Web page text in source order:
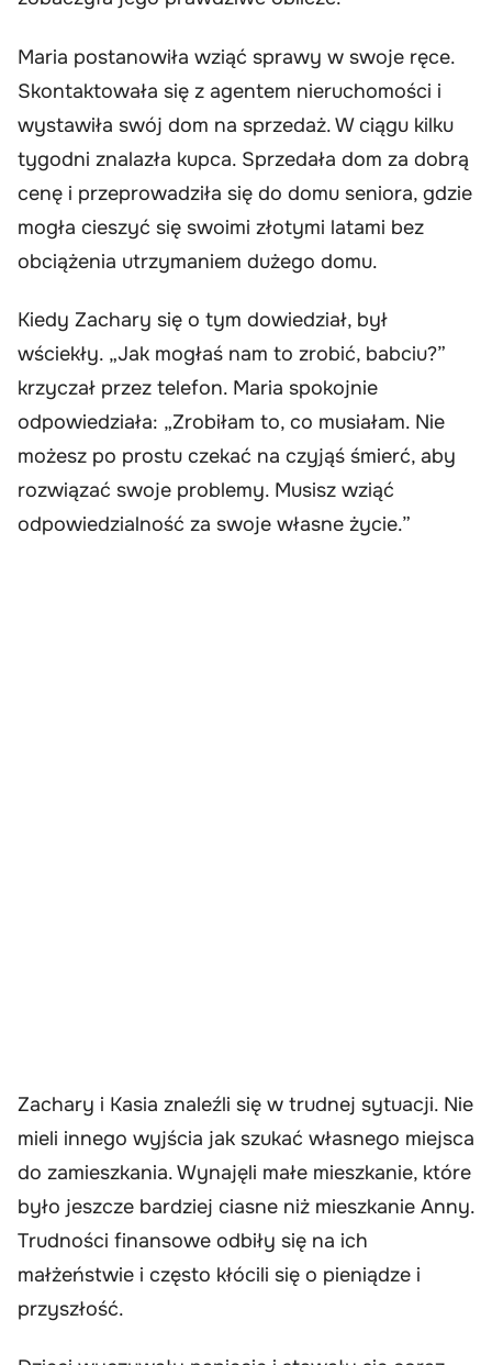
Maria postanowiła wziąć sprawy w swoje ręce.
Skontaktowała się z agentem nieruchomości i
wystawiła swój dom na sprzedaż. W ciągu kilku
tygodni znalazła kupca. Sprzedała dom za dobrą
cenę i przeprowadziła się do domu seniora, gdzie
mogła cieszyć się swoimi złotymi latami bez
obciążenia utrzymaniem dużego domu.
Kiedy Zachary się o tym dowiedział, był
wściekły. „Jak mogłaś nam to zrobić, babciu?”
krzyczał przez telefon. Maria spokojnie
odpowiedziała: „Zrobiłam to, co musiałam. Nie
możesz po prostu czekać na czyjąś śmierć, aby
rozwiązać swoje problemy. Musisz wziąć
odpowiedzialność za swoje własne życie.”
Zachary i Kasia znaleźli się w trudnej sytuacji. Nie
mieli innego wyjścia jak szukać własnego miejsca
do zamieszkania. Wynajęli małe mieszkanie, które
było jeszcze bardziej ciasne niż mieszkanie Anny.
Trudności finansowe odbiły się na ich
małżeństwie i często kłócili się o pieniądze i
przyszłość.